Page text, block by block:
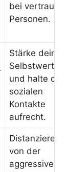
bei vertrauten
Personen.
Stärke dein
und halte
sozialen
Kontakte
aufrecht.
Distanziere
von der
aggressiven